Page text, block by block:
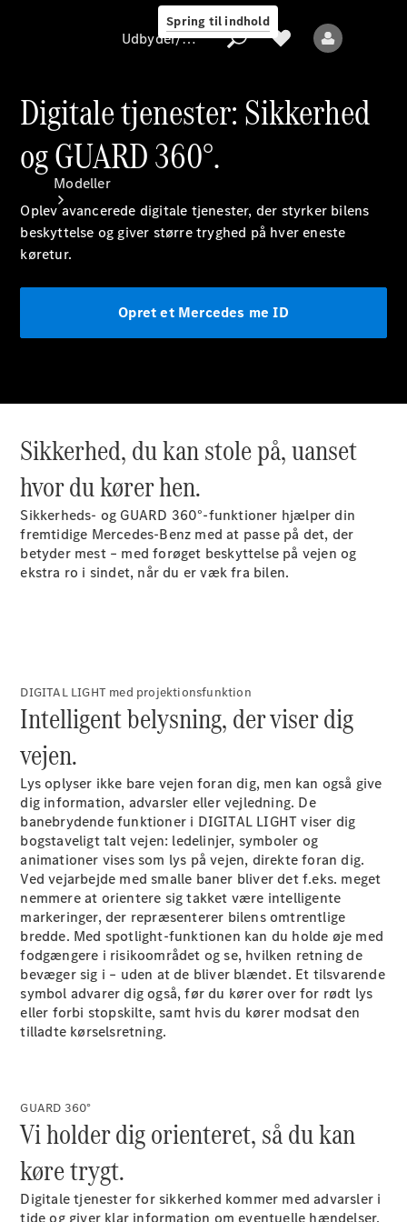
Spring til indhold
Udbyder/databeskyttelse
Modeller
Sedan
C-
Klasse
Sedan
Elektrisk
EQE
Sedan
EQS
Sedan
Elektrisk
E-Klasse
Sedan
S-Klasse
Lang
Mercedes-
Maybach S-
Klasse
Konfigurator
Mercedes-
Benz Online
Alle SUVs
EQE
Udbyder/databeskyttelse
Digitale tjenester: Sikkerhed
og GUARD 360°.
Oplev avancerede digitale tjenester, der styrker bilens
beskyttelse og giver større tryghed på hver eneste
køretur.
Opret et Mercedes me ID
Sikkerhed, du kan stole på, uanset
hvor du kører hen.
Sikkerheds- og GUARD 360°-funktioner hjælper din
fremtidige Mercedes-Benz med at passe på det, der
betyder mest – med forøget beskyttelse på vejen og
ekstra ro i sindet, når du er væk fra bilen.
DIGITAL LIGHT med projektionsfunktion
Intelligent belysning, der viser dig
vejen.
Lys oplyser ikke bare vejen foran dig, men kan også give
dig information, advarsler eller vejledning. De
banebrydende funktioner i DIGITAL LIGHT viser dig
bogstaveligt talt vejen: ledelinjer, symboler og
animationer vises som lys på vejen, direkte foran dig.
Ved vejarbejde med smalle baner bliver det f.eks. meget
nemmere at orientere sig takket være intelligente
markeringer, der repræsenterer bilens omtrentlige
bredde. Med spotlight-funktionen kan du holde øje med
fodgængere i risikoområdet og se, hvilken retning de
bevæger sig i – uden at de bliver blændet. Et tilsvarende
symbol advarer dig også, før du kører over for rødt lys
eller forbi stopskilte, samt hvis du kører modsat den
tilladte kørselsretning.
GUARD 360°
Vi holder dig orienteret, så du kan
køre trygt.
Digitaletjenesterfor sikkerhed kommer med advarsler i
tide og giver klar information om eventuelle hændelser.